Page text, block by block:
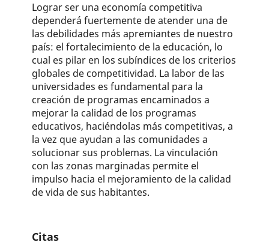
Lograr ser una economía competitiva
dependerá fuertemente de atender una de
las debilidades más apremiantes de nuestro
país: el fortalecimiento de la educación, lo
cual es pilar en los subíndices de los criterios
globales de competitividad. La labor de las
universidades es fundamental para la
creación de programas encaminados a
mejorar la calidad de los programas
educativos, haciéndolas más competitivas, a
la vez que ayudan a las comunidades a
solucionar sus problemas. La vinculación
con las zonas marginadas permite el
impulso hacia el mejoramiento de la calidad
de vida de sus habitantes.
Citas